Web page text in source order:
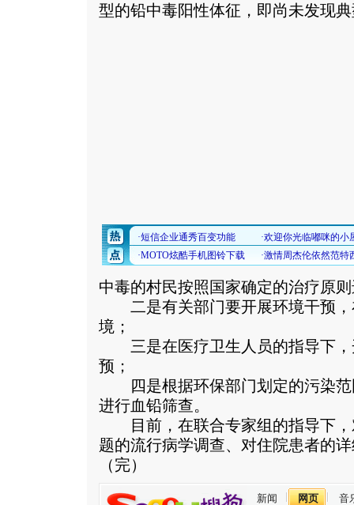
型的铅中毒阳性体征，即尚未发现
中毒的村民按照国家确定的治疗原
二是有关部门要开展环境干预，
境；
三是在医疗卫生人员的指导下，
预；
四是根据环保部门划定的污染范
进行血铅筛查。
目前，在联合专家组的指导下，
题的流行病学调查、对住院患者的
（完）
新闻 网页 音